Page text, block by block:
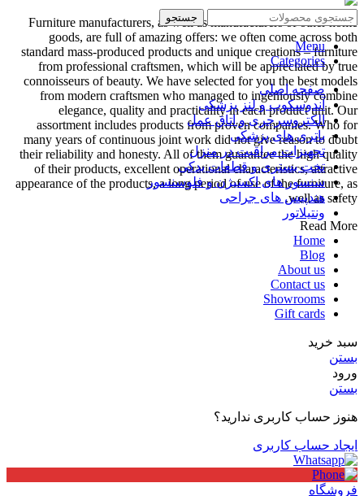
Furniture manufacturers, as well as manufacturers of other home
goods, are full of amazing offers: we often come across both
standard mass-produced products and unique creations – furniture
from professional craftsmen, which will be appreciated by true
connoisseurs of beauty. We have selected for you the best models
from modern craftsmen who managed to ingeniously combine
elegance, quality and practicality in each product unit. Our
assortment includes products from proven companies. Who for
many years of continuous joint work did not give reason to doubt
their reliability and honesty. All of them guarantee the high quality
of their products, excellent operational characteristics, attractive
appearance of the products, a long period of use of the furniture, as
well as safety.
Read More
جستجو
Menu
Categories
صفحه اصلی
آندوسکوپ و لنز پزشکی
الکتروسرجری و اتاق عمل
باتری های پزشکی
تجهیزات مراقبت در منزل
تخت بستری و قطعات یدکی
سنسور های اکسیژن و فلوسنسور
هندپیس های جراحی
ونتیلاتور
Home
Blog
About us
Contact us
Showrooms
Gift cards
سبد خرید
بستن
ورود
بستن
هنوز حساب کاربری ندارید؟
ایجاد حساب کاربری
فروشگاه